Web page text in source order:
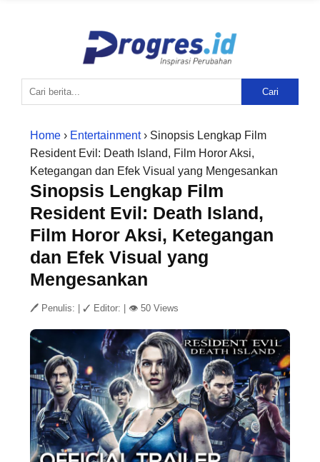
Cari
Home › Entertainment› Sinopsis Lengkap Film
Resident Evil: Death Island, Film Horor Aksi,
Ketegangan dan Efek Visual yang Mengesankan
Sinopsis Lengkap Film
Resident Evil: Death Island,
Film Horor Aksi, Ketegangan
dan Efek Visual yang
Mengesankan
🖊 Penulis: ✓ Editor: 👁 50 Views